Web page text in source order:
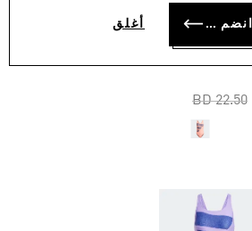
سجل الدخول أو انضم الآن أغلقرداء سباحة BIG BARS
Price reduced from
BD 22.50
to